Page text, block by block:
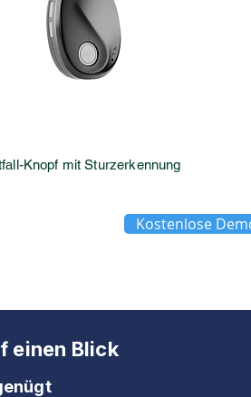
Knopf mit Sturzerkennung
Kostenlose
einen Blick